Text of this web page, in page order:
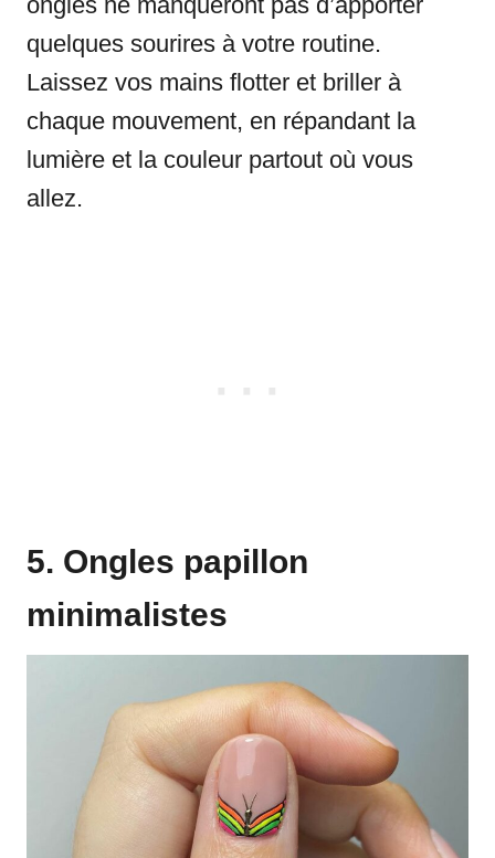
quelques sourires à votre routine.
Laissez vos mains flotter et briller à
chaque mouvement, en répandant la
lumière et la couleur partout où vous
allez.
5. Ongles papillon
minimalistes